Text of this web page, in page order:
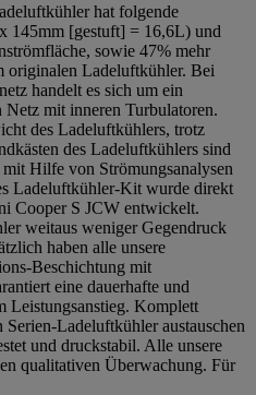
hat folgende
145mm [gestuft] = 16,6L) und
sowie 47% mehr
originalen Ladeluftkühler. Bei
handelt es sich um ein
mit inneren Turbulatoren.
des Ladeluftkühlers, trotz
des Ladeluftkühlers sind
Hilfe von Strömungsanalysen
Ladeluftkühler-Kit wurde direkt
Cooper S JCW entwickelt.
weitaus weniger Gegendruck
haben alle unsere
Beschichtung mit
eine dauerhafte und
Leistungsanstieg. Komplett
Ladeluftkühler austauschen
und druckstabil. Alle unsere
qualitativen Überwachung. Für